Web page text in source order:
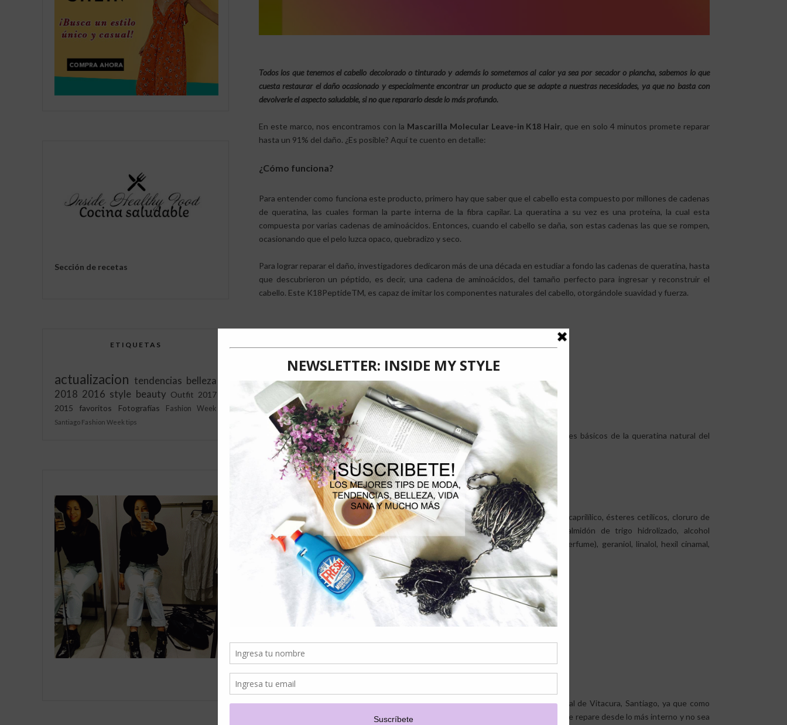
Todos los que tenemos el cabello decolorado o tinturado y además lo sometemos al calor ya sea por secador o plancha, sabemos lo que
cuesta restaurar el daño ocasionado y especialmente encontrar un producto que se adapte a nuestras necesidades, ya que no basta con
devolverle el aspecto saludable, si no que repararlo desde lo más profundo.
En este marco, nos encontramos con la Mascarilla Molecular Leave-in K18 Hair, que en solo 4 minutos promete reparar
hasta un 91% del daño. ¿Es posible? Aquí te cuento en detalle:
¿Cómo funciona?
Para entender como funciona este producto, primero hay que saber que el cabello esta compuesto por millones de cadenas
de queratina, las cuales forman la parte interna de la fibra capilar. La queratina a su vez es una proteína, la cual esta
compuesta por varias cadenas de aminoácidos. Entonces, cuando el cabello se daña, son estas cadenas las que se rompen,
ocasionando que el pelo luzca opaco, quebradizo y seco.
Para lograr reparar el daño, investigadores dedicaron más de una década en estudiar a fondo las cadenas de queratina, hasta
que descubrieron un péptido, es decir, una cadena de aminoácidos, del tamaño perfecto para ingresar y reconstruir el
cabello. Este K18PeptideTM, es capaz de imitar los componentes naturales del cabello, otorgándole suavidad y fuerza.
Es un tratamiento que se puede usar en casa
Actúa en tan solo 4 minutos
Apto para todo tipo de cabello y daño (ya sea por calor, color o químicos)
Es cruelty free (no testeado en animales) y además vegano.
El producto no se elimina al momento de lavar, ya que imita los componentes básicos de la queratina natural del
cabello y lo reconoce como natural.
Ingredientes
Agua (Aqua) (Eau), alcohol desnaturalizado, propilenglicol, alcohol cetearílico, éter dicaprilílico, ésteres cetílicos, cloruro de
behentrimonio, polisorbato 20, oligopéptido-78, proteína de trigo hidrolizada, almidón de trigo hidrolizado, alcohol
isopropílico, tocoferol, fenoxietanol , Sorbato de potasio, ácido cítrico, fragancia (perfume), geraniol, linalol, hexil cinamal,
alcohol bencílico.
Formatos
Mascarilla molecular Leave-in 5mL (1 uso)
Mi experiencia
Fui a probar esta mascarilla molecular a la peluquería"Solo para Muñecas", sucursal de Vitacura, Santiago, ya que como
mencione al inicio del post, cuesta encontrar un producto de tales características, que repare desde lo más interno y no sea
Sección de recetas
ETIQUETAS
actualizacion tendencias belleza
2018 2016 style beauty Outfit 2017
2015
favoritos Fotografías Fashion Week
Santiago Fashion Week tips